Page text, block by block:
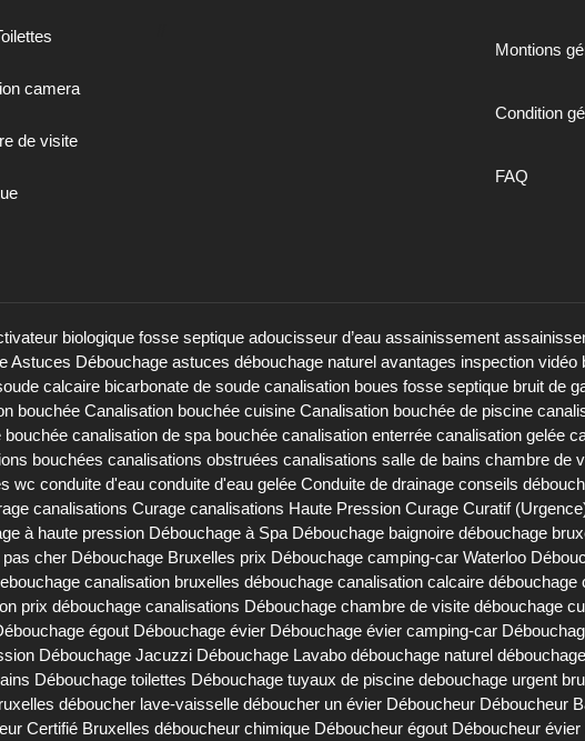
camera
de visite
Montions
Condition
FAQ
biologique fosse septique adoucisseur d’eau assainissement
Astuces Débouchage astuces débouchage naturel avantages inspection vidéo
calcaire bicarbonate de soude canalisation boues fosse septique bruit de
bouchée Canalisation bouchée cuisine Canalisation bouchée de piscine
bouchée canalisation de spa bouchée canalisation enterrée canalisation gelée
bouchées canalisations obstruées canalisations salle de bains chambre de
wc conduite d'eau conduite d'eau gelée Conduite de drainage conseils
canalisations Curage canalisations Haute Pression Curage Curatif
à haute pression Débouchage à Spa Débouchage baignoire débouchage
cher Débouchage Bruxelles prix Débouchage camping-car Waterloo
canalisation bruxelles débouchage canalisation calcaire débouchage
prix débouchage canalisations Débouchage chambre de visite débouchage
égout Débouchage évier Débouchage évier camping-car
Débouchage Jacuzzi Débouchage Lavabo débouchage naturel
Débouchage toilettes Débouchage tuyaux de piscine debouchage urgent
déboucher lave-vaisselle déboucher un évier Déboucheur Déboucheur
Certifié Bruxelles déboucheur chimique Déboucheur égout Déboucheur évier